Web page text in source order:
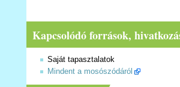
Kapcsolódó források,
Saját tapasztalatok
Mindent a mosószódáról